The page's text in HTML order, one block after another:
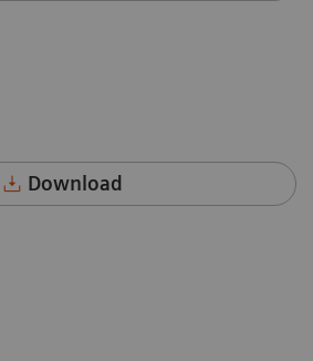
Download